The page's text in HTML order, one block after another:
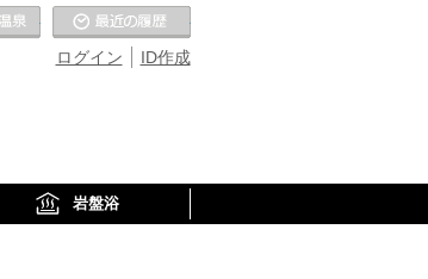
ID作成
ログイン
お気に入りの温泉
岩盤浴